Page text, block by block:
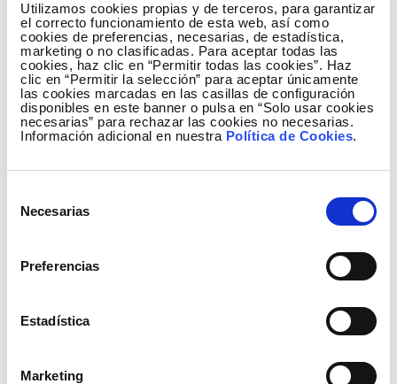
Utilizamos cookies propias y de terceros, para garantizar
el correcto funcionamiento de esta web, así como
cookies de preferencias, necesarias, de estadística,
marketing o no clasificadas. Para aceptar todas las
cookies, haz clic en “Permitir todas las cookies”. Haz
clic en “Permitir la selección” para aceptar únicamente
las cookies marcadas en las casillas de configuración
disponibles en este banner o pulsa en “Solo usar cookies
necesarias” para rechazar las cookies no necesarias.
Información adicional en nuestra Política de Cookies.
Necesarias
Preferencias
Estadística
Marketing
Un desfasador es un dispositivo que permite
modificar de forma voluntaria los parámetros que
regulan la potencia eléctrica que va por una línea.
Actúa como un limitador de potencia posibilitando
que parte de la energía se encamine por otra vía más
descongestionada. Si bien el desfasador de Arkale
red de transporte hay otro semejante en San Miguel
de Salinas (Alicante) y está previsto instalar uno de
400 kV y 1.270 MVA en Galapagar (Madrid).
toda su información escrita y audiovisual en la
cuenta de Twitter
También en Facebook en la cuenta